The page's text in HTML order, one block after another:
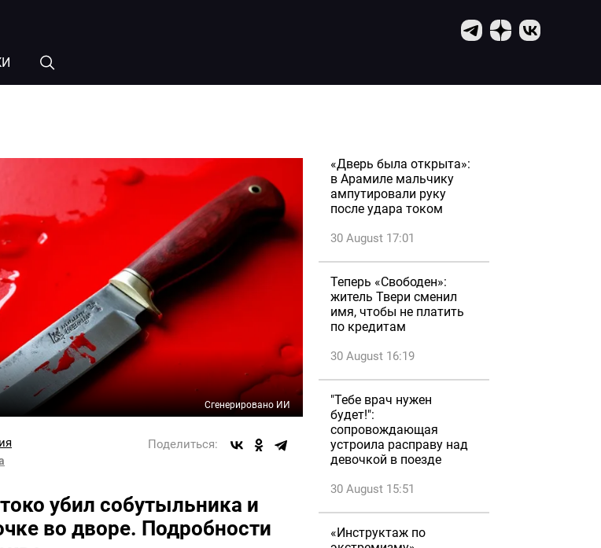
Сгенерировано ИИ
Поделиться:
убил собутыльника и
во дворе. Подробности
«Дверь была открыта»:
в Арамиле мальчику
ампутировали руку
после удара током
30 August 17:01
Теперь «Свободен»:
житель Твери сменил
имя, чтобы не платить
по кредитам
30 August 16:19
"Тебе врач нужен
будет!":
сопровождающая
устроила расправу над
девочкой в поезде
30 August 15:51
«Инструктаж по